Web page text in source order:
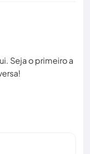
Seja o primeiro a